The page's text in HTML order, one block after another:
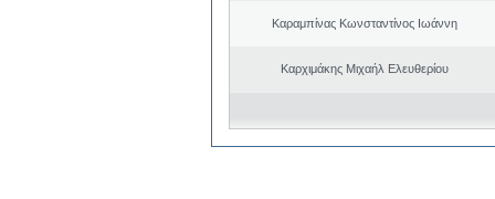
Καραμπίνας Κωνσταντίνος Ιωάννη
Καρχιμάκης Μιχαήλ Ελευθερίου